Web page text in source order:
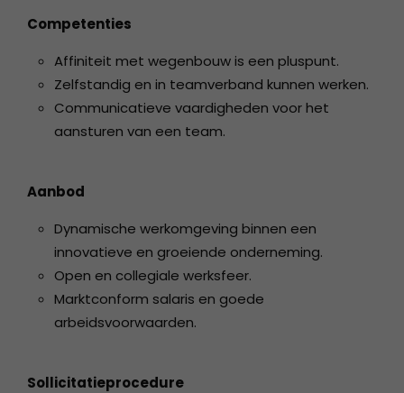
Competenties
Affiniteit met wegenbouw is een pluspunt.
Zelfstandig en in teamverband kunnen werken.
Communicatieve vaardigheden voor het
aansturen van een team.
Aanbod
Dynamische werkomgeving binnen een
innovatieve en groeiende onderneming.
Open en collegiale werksfeer.
Marktconform salaris en goede
arbeidsvoorwaarden.
Sollicitatieprocedure